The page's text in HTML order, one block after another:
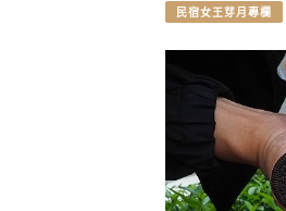
民宿女王芽月專欄